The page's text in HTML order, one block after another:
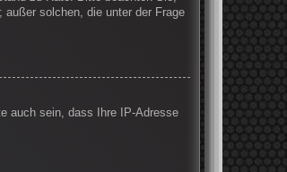
solchen, die unter der Frage
auch sein, dass Ihre IP-Adresse